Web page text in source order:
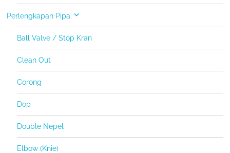
Perlengkapan Pipa
Ball Valve / Stop Kran
Clean Out
Corong
Dop
Double Nepel
Elbow (Knie)